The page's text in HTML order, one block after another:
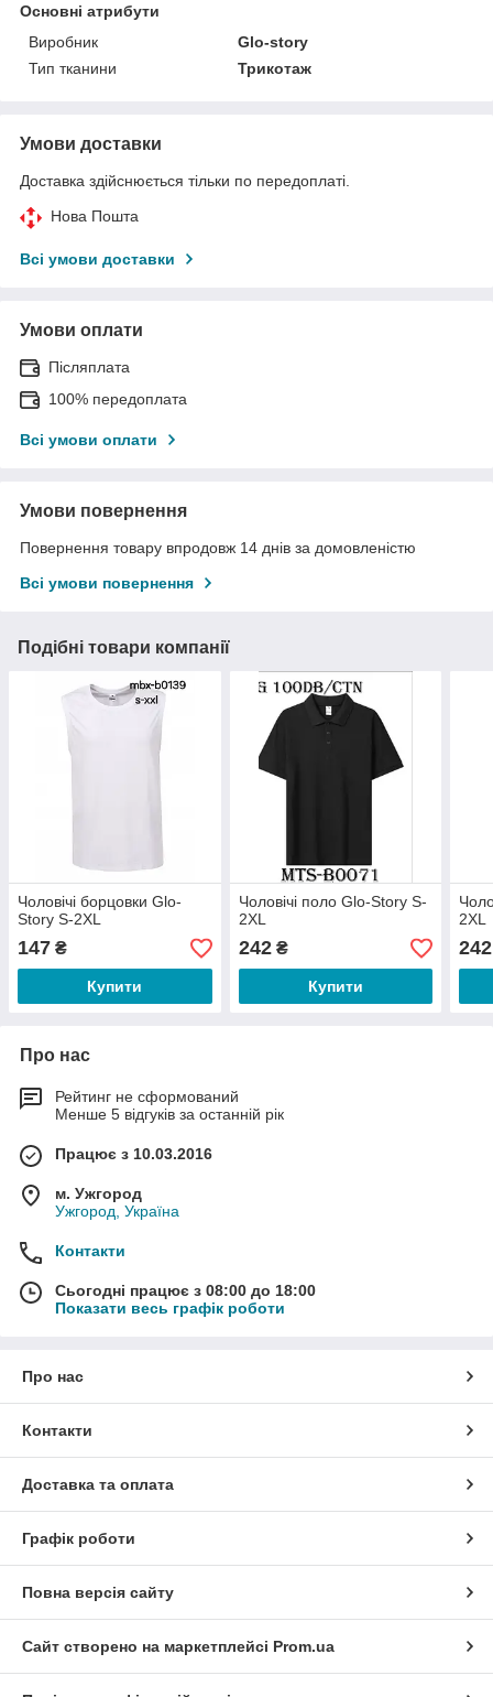
Основні атрибути
Виробник
Glo-story
Тип тканини
Трикотаж
Умови доставки
Доставка здійснюється тільки по передоплаті.
Нова Пошта
Всі умови доставки
Умови оплати
Післяплата
100% передоплата
Всі умови оплати
Умови повернення
Повернення товару впродовж 14 днів за домовленістю
Всі умови повернення
Подібні товари компанії
Чоловічі борцовки Glo-
Story S-2XL
147 ₴
Купити
Чоловічі поло Glo-Story S-
2XL
242₴
Купити
2XL
242
Про нас
Рейтинг не сформований
Менше 5 відгуків за останній рік
Працює з 10.03.2016
м. Ужгород
Ужгород, Україна
Контакти
Сьогодні працює з 08:00 до 18:00
Показати весь графік роботи
Про нас
Контакти
Доставка та оплата
Графік роботи
Повна версія сайту
Сайт створено на маркетплейсі Prom.ua